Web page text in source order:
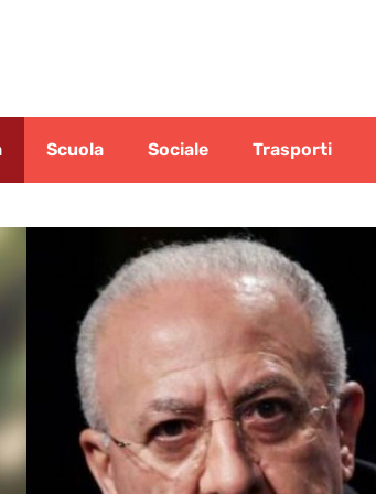
Scuola Sociale Trasporti